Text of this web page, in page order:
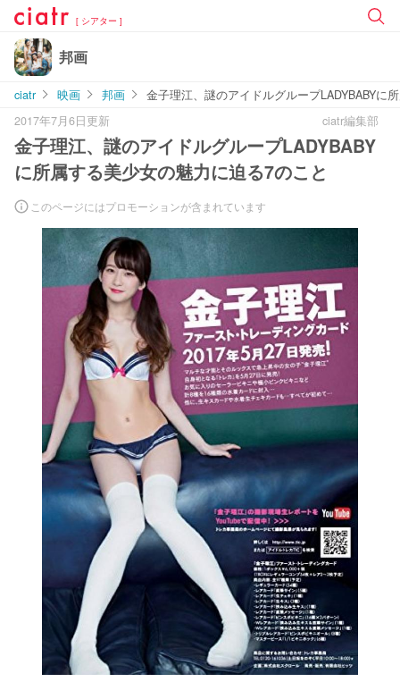
[ シアター ]
邦画
ciatr 映画 邦画
金子理江、謎のアイドルグループLADYBABYに
2017年7月6日更新
ciatr編集部
金子理江、謎のアイドルグループLADYBABY
に所属する美少女の魅力に迫る7のこと
このページにはプロモーションが含まれています